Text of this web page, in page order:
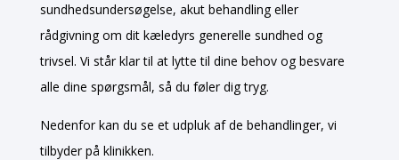
sundhedsundersøgelse, akut behandling eller
rådgivning om dit kæledyrs generelle sundhed og
trivsel. Vi står klar til at lytte til dine behov og besvare
alle dine spørgsmål, så du føler dig tryg.
Nedenfor kan du se et udpluk af de behandlinger, vi
tilbyder på klinikken.